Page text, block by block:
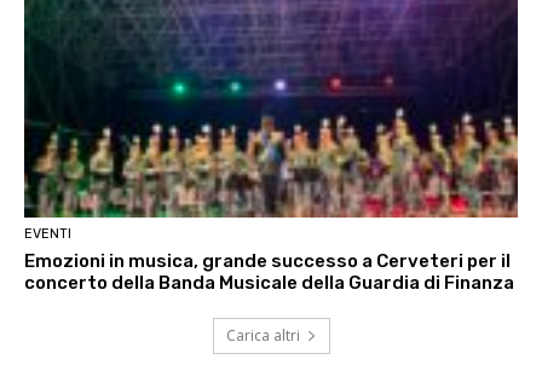
EVENTI
Emozioni in musica, grande successo a Cerveteri per il
concerto della Banda Musicale della Guardia di Finanza
Carica altri